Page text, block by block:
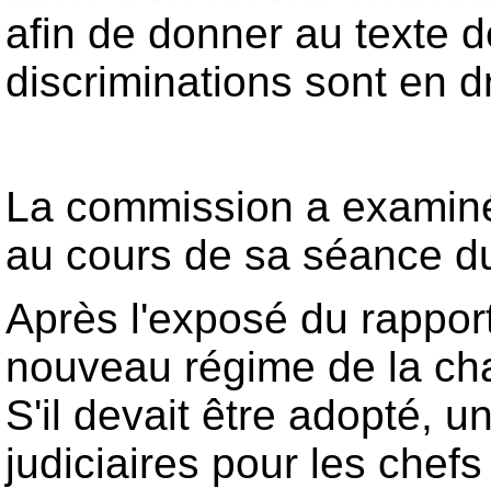
afin de donner au texte
discriminations sont en
La commission a
au cours de sa séance
Après l'exposé du
nouveau régime de la
S'il devait être adopté,
judiciaires pour les